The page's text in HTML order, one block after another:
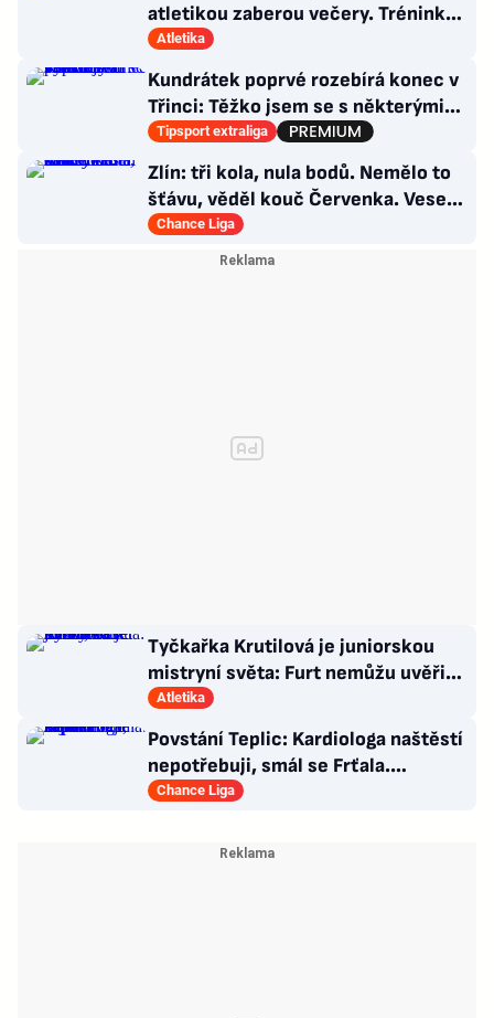
atletikou zaberou večery. Trénink
pro LA, usmívá se Dusík
Atletika
Kundrátek poprvé rozebírá konec v
Třinci: Těžko jsem se s některými
věcmi vyrovnával
Tipsport extraliga
Zlín: tři kola, nula bodů. Nemělo to
šťávu, věděl kouč Červenka. Veselý
dostal dárek
Chance Liga
Tyčkařka Krutilová je juniorskou
mistryní světa: Furt nemůžu uvěřit,
co se stalo!
Atletika
Povstání Teplic: Kardiologa naštěstí
nepotřebuji, smál se Frťala.
Promluvil o zájmu Plzně
Chance Liga